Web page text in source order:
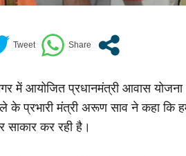
में आयोजित प्रधानमंत्री आवास
के प्रभारी मंत्री अरूण साव ने कहा कि
साकार कर रही है।